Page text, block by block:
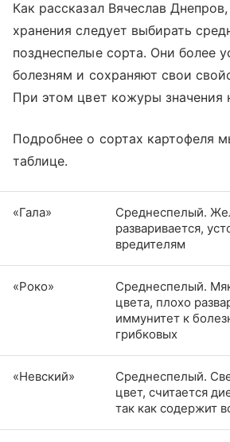
Как рассказал Вячеслав
хранения следует выбирать
позднеспелые сорта. Они более
болезням и сохраняют свои
При этом цвет кожуры значения
Подробнее о сортах картофеля
таблице.
«Гала»
Среднеспелый.
разваривается,
вредителям
«Роко»
Среднеспелый.
цвета, плохо
иммунитет к
грибковых
«Невский»
Среднеспелый.
цвет, считается
так как содержит